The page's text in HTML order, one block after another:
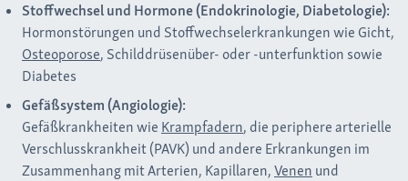
Stoffwechsel und Hormone (Endokrinologie, Diabetologie):
Hormonstörungen und Stoffwechselerkrankungen wie Gicht,
Osteoporose, Schilddrüsenüber- oder -unterfunktion sowie
Diabetes
Gefäßsystem (Angiologie):
Gefäßkrankheiten wie Krampfadern, die periphere arterielle
Verschlusskrankheit (PAVK) und andere Erkrankungen im
Zusammenhang mit Arterien, Kapillaren,Venen und